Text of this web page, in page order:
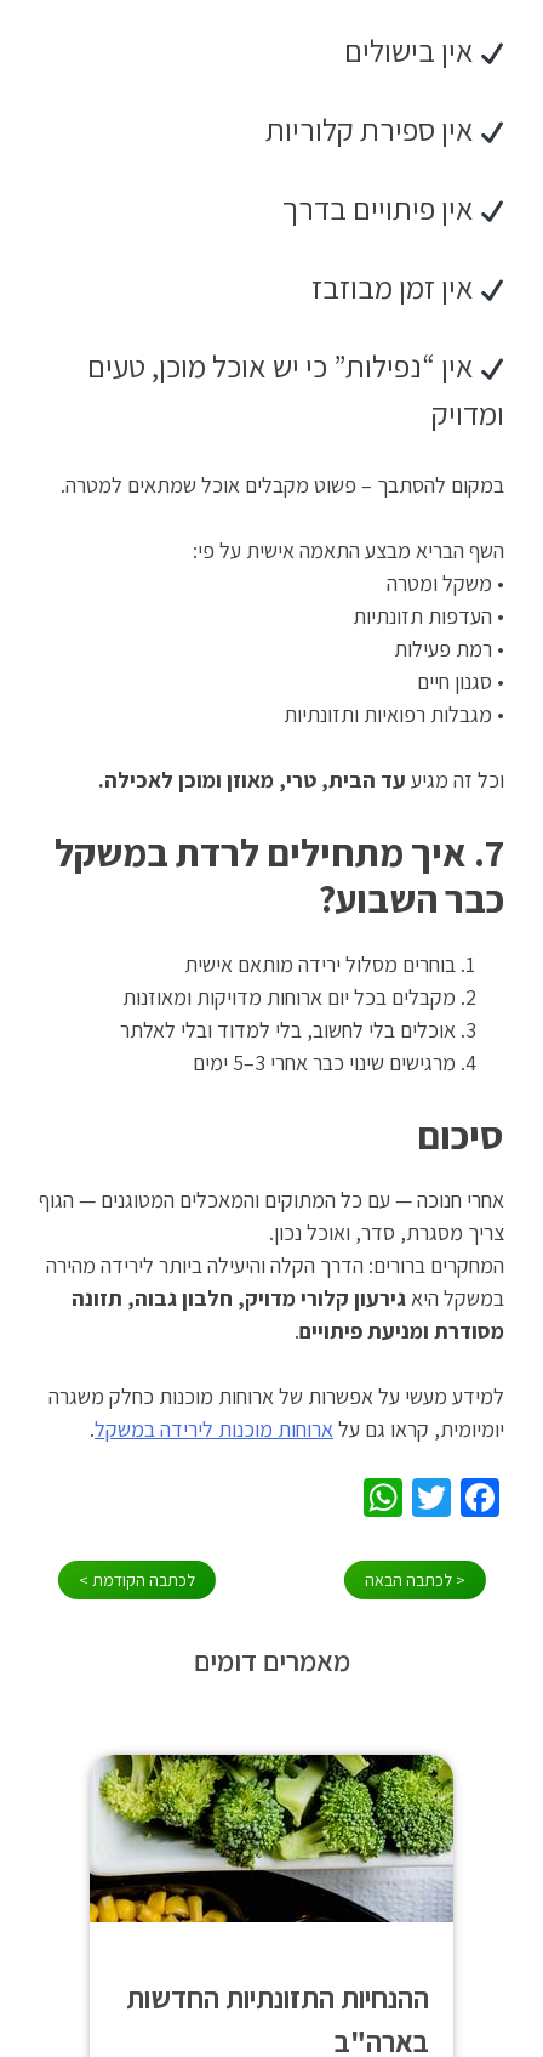
אין בישולים
אין ספירת קלוריות
אין פיתויים בדרך
אין זמן מבוזבז
אין “נפילות” כי יש אוכל מוכן, טעים
ומדויק
במקום להסתבך – פשוט מקבלים אוכל שמתאים למטרה.
השף הבריא מבצע התאמה אישית על פי:
• משקל ומטרה
• העדפות תזונתיות
• רמת פעילות
• סגנון חיים
• מגבלות רפואיות ותזונתיות
וכל זה מגיע עד הבית, טרי, מאוזן ומוכן לאכילה.
7. איך מתחילים לרדת במשקל
כבר השבוע?
בוחרים מסלול ירידה מותאם אישית
מקבלים בכל יום ארוחות מדויקות ומאוזנות
אוכלים בלי לחשוב, בלי למדוד ובלי לאלתר
מרגישים שינוי כבר אחרי 3–5 ימים
סיכום
אחרי חנוכה — עם כל המתוקים והמאכלים המטוגנים — הגוף
צריך מסגרת, סדר, ואוכל נכון.
המחקרים ברורים: הדרך הקלה והיעילה ביותר לירידה מהירה
במשקל היאגירעון קלורי מדויק, חלבון גבוה, תזונה
מסודרת ומניעת פיתויים.
למידע מעשי על אפשרות של ארוחות מוכנות כחלק משגרה
יומיומית, קראו גם עלארוחות מוכנות לירידה במשקל.
Facebook
Twitter
ניווט< לכתבה הבאה לכתבה הקודמת >
מאמרים דומים
ההנחיות התזונתיות החדשות
בארה"ב